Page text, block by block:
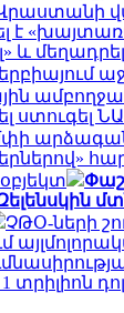
է
և
ստուգել
ՉԹՕ-ների
տրիլիոն